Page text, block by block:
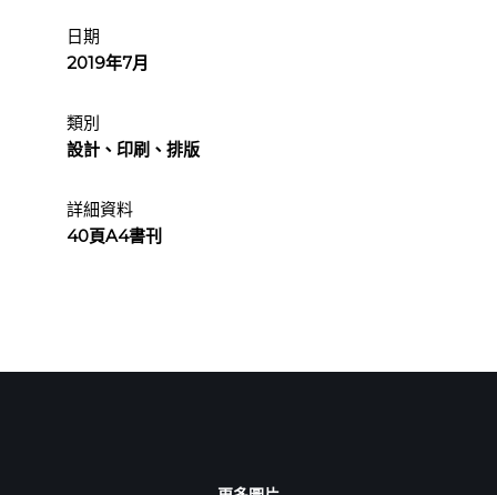
日期
2019年7月
類別
設計、印刷、排版
詳細資料
40頁A4書刊